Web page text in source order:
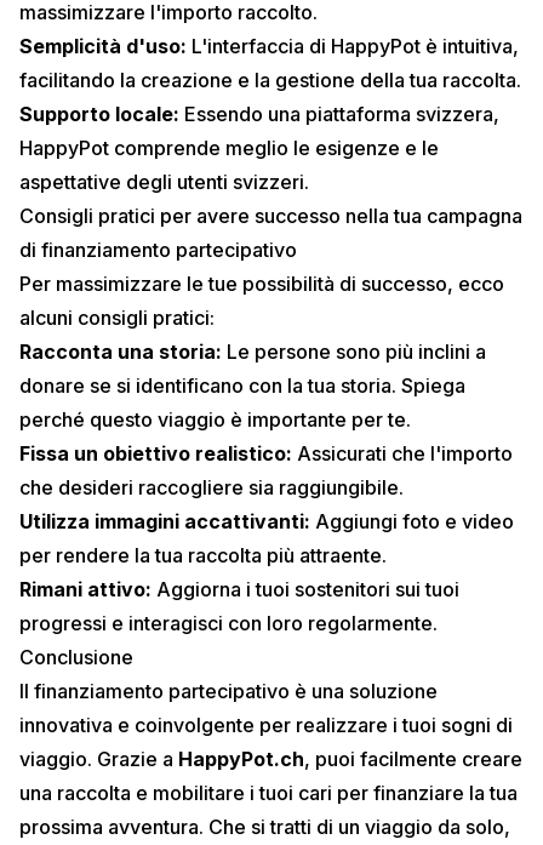
massimizzare l'importo raccolto.
Semplicità d'uso: L'interfaccia di HappyPot è intuitiva,
facilitando la creazione e la gestione della tua raccolta.
Supporto locale: Essendo una piattaforma svizzera,
HappyPot comprende meglio le esigenze e le
aspettative degli utenti svizzeri.
Consigli pratici per avere successo nella tua campagna
di finanziamento partecipativo
Per massimizzare le tue possibilità di successo, ecco
alcuni consigli pratici:
Racconta una storia: Le persone sono più inclini a
donare se si identificano con la tua storia. Spiega
perché questo viaggio è importante per te.
Fissa un obiettivo realistico: Assicurati che l'importo
che desideri raccogliere sia raggiungibile.
Utilizza immagini accattivanti: Aggiungi foto e video
per rendere la tua raccolta più attraente.
Rimani attivo: Aggiorna i tuoi sostenitori sui tuoi
progressi e interagisci con loro regolarmente.
Conclusione
Il finanziamento partecipativo è una soluzione
innovativa e coinvolgente per realizzare i tuoi sogni di
viaggio. Grazie a HappyPot.ch, puoi facilmente creare
una raccolta e mobilitare i tuoi cari per finanziare la tua
prossima avventura. Che si tratti di un viaggio da solo,